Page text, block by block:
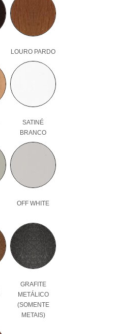
LOURO PARDO
SATINÉ
BRANCO
OFF WHITE
GRAFITE
METÁLICO
(SOMENTE
METAIS)